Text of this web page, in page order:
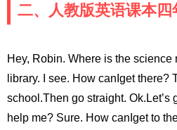
二、人教版英语课本四
Hey, Robin. Where is the science
library. I see. How canIget there?
school.Then go straight. Ok.Let’s
help me? Sure. How canIget to